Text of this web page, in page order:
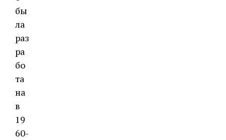
бы
ла
раз
ра
бо
та
на
в
19
60-